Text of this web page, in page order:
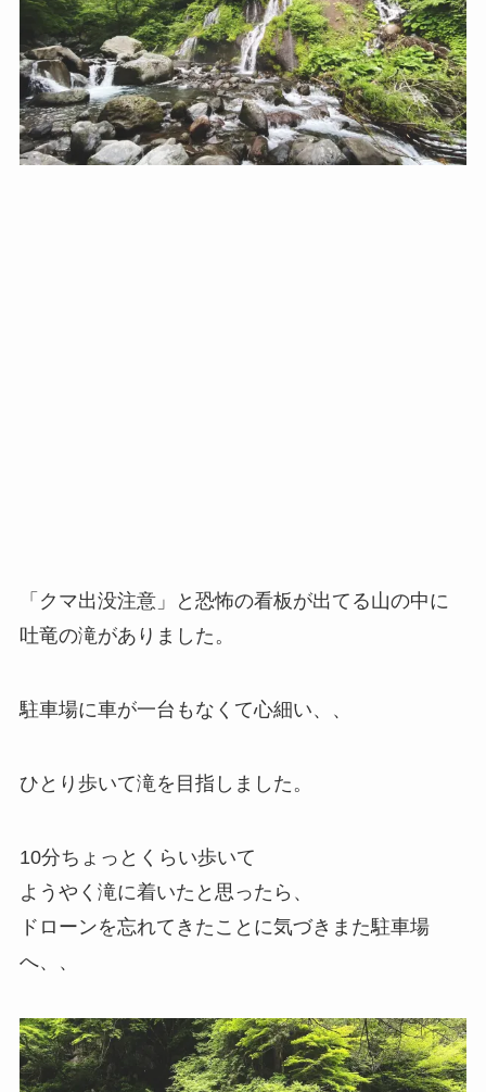
「クマ出没注意」と恐怖の看板が出てる山の中に
吐竜の滝がありました。
駐車場に車が一台もなくて心細い、、
ひとり歩いて滝を目指しました。
10分ちょっとくらい歩いて
ようやく滝に着いたと思ったら、
ドローンを忘れてきたことに気づきまた駐車場
へ、、